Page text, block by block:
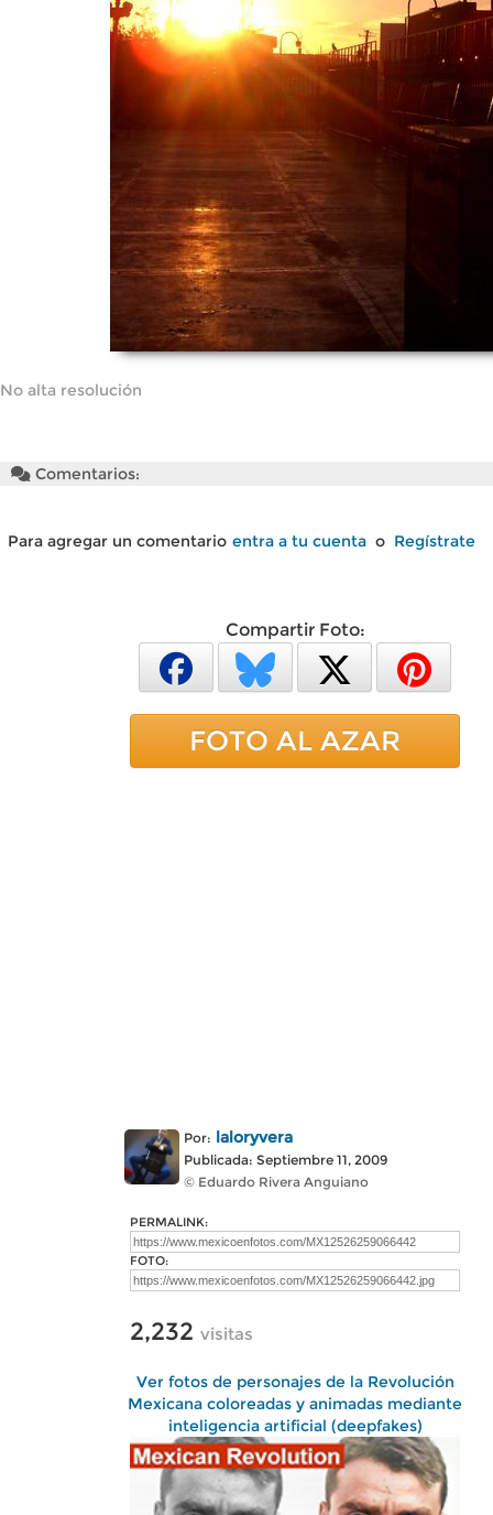
No alta resolución
Comentarios:
Para agregar un comentario entra a tu cuenta o Regístrate
Compartir Foto:
FOTO AL AZAR
Por: laloryvera
Publicada: Septiembre 11, 2009
© Eduardo Rivera Anguiano
PERMALINK:
FOTO:
2,232 visitas
Ver fotos de personajes de la Revolución
Mexicana coloreadas y animadas mediante
inteligencia artificial (deepfakes)